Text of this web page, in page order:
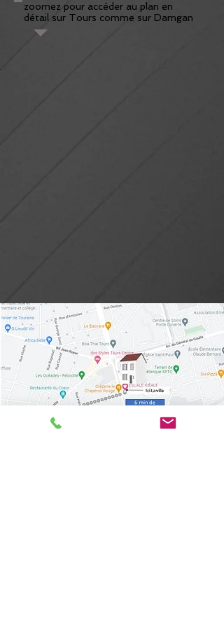
zoomez pour accéder au plan en
détail sur Tours comme sur Damgan